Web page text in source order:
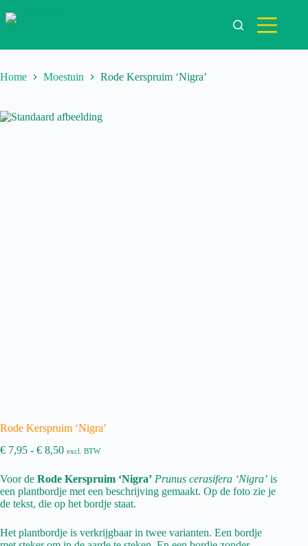
naar
Home Moestuin Rode Kerspruim ‘Nigra’
Rode Kerspruim ‘Nigra’
€ 7,95 - € 8,50Prijsklasse:
tot
€ 8,50
excl. BTW
Voor de Rode Kerspruim ‘Nigra’ Prunus cerasifera ‘Nigra’ is
een plantbordje met een beschrijving gemaakt. Op de foto zie je
de tekst, die op het bordje staat.
Het plantbordje is verkrijgbaar in twee varianten. Een bordje